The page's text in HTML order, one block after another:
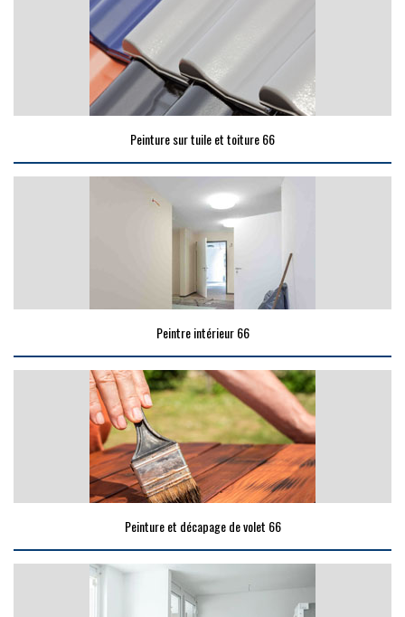
Peinture sur tuile et toiture 66
Peintre intérieur 66
Peinture et décapage de volet 66